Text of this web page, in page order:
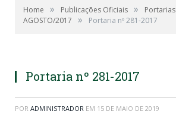
Home » Publicações Oficiais » Portarias
AGOSTO/2017
» Portaria nº 281-2017
Portaria nº 281-2017
POR ADMINISTRADOR EM 15 DE MAIO DE 2019